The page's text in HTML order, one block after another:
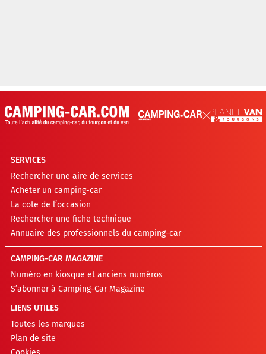
SERVICES
Rechercher une aire de services
Acheter un camping-car
La cote de l’occasion
Rechercher une fiche technique
Annuaire des professionnels du camping-car
CAMPING-CAR MAGAZINE
Numéro en kiosque et anciens numéros
S’abonner à Camping-Car Magazine
LIENS UTILES
Toutes les marques
Plan de site